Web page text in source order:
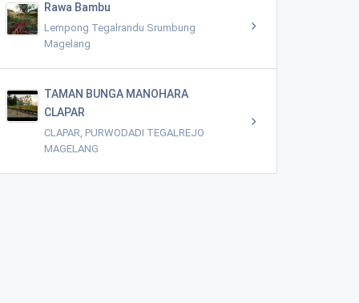
Rawa Bambu
Lempong Tegalrandu Srumbung
Magelang
TAMAN BUNGA MANOHARA
CLAPAR
CLAPAR, PURWODADI TEGALREJO
MAGELANG